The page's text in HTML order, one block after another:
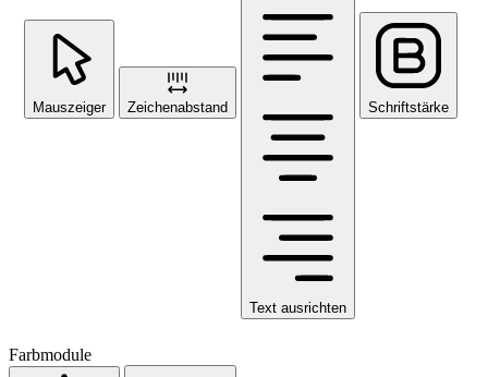
Mauszeiger Zeichenabstand
Text ausrichten
Schriftstärke
Farbmodule